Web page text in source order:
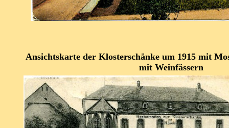
Ansichtskarte der Klosterschänke um 1915 mit
mit Weinfässern